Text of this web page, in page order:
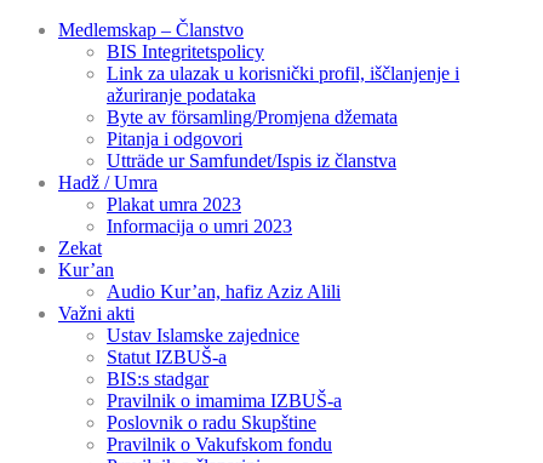
Medlemskap – Članstvo
BIS Integritetspolicy
Link za ulazak u korisnički profil, iščlanjenje i
ažuriranje podataka
Byte av församling/Promjena džemata
Pitanja i odgovori
Utträde ur Samfundet/Ispis iz članstva
Hadž / Umra
Plakat umra 2023
Informacija o umri 2023
Zekat
Kur’an
Audio Kur’an, hafiz Aziz Alili
Važni akti
Ustav Islamske zajednice
Statut IZBUŠ-a
BIS:s stadgar
Pravilnik o imamima IZBUŠ-a
Poslovnik o radu Skupštine
Pravilnik o Vakufskom fondu